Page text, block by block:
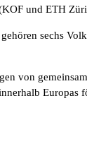
und ETH
sechs
von